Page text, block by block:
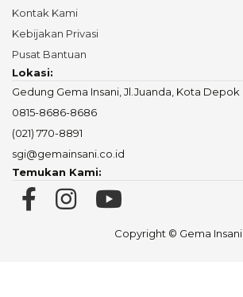
Kontak Kami
Kebijakan Privasi
Pusat Bantuan
Lokasi:
Gedung Gema Insani, Jl.Juanda, Kota Depok
0815-8686-8686
(021) 770-8891
sgi@gemainsani.co.id
Temukan Kami:
Copyright © Gema Insani